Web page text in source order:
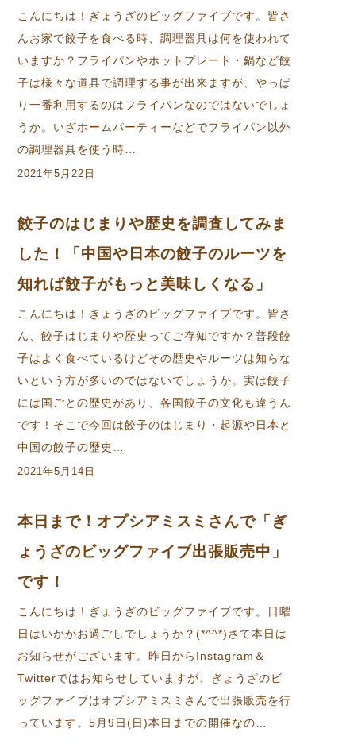
こんにちは！ぎょうざのビッグファイブです。皆さ
んお家で餃子を食べる時、調理器具は何を使われて
いますか？フライパンやホットプレート・鍋など餃
子は様々な道具で調理する事が出来ますが、やっぱ
り一番利用するのはフライパンなのではないでしょ
うか。いざホームパーティーなどでフライパン以外
の調理器具を使う時…
2021年5月22日
餃子のはじまりや歴史を調査してみま
した！「中国や日本の餃子のルーツを
知れば餃子がもっと美味しくなる」
こんにちは！ぎょうざのビッグファイブです。皆さ
ん、餃子はじまりや歴史ってご存知ですか？普段餃
子はよく食べているけどその歴史やルーツは知らな
いという方が多いのではないでしょうか。実は餃子
には国ごとの歴史があり、各国餃子の文化も違うん
です！そこで今回は餃子のはじまり・起源や日本と
中国の餃子の歴史…
2021年5月14日
本日まで！オプシアミスミさんで「ぎ
ょうざのビッグファイブ出張販売中」
です！
こんにちは！ぎょうざのビッグファイブです。日曜
日はいかがお過ごしでしょうか？(*^^*)さて本日は
お知らせがございます。昨日からInstagram＆
Twitterではお知らせしていますが、ぎょうざのビ
ッグファイブはオプシアミスミさんで出張販売を行
っています。5月9日(日)本日までの開催なの…